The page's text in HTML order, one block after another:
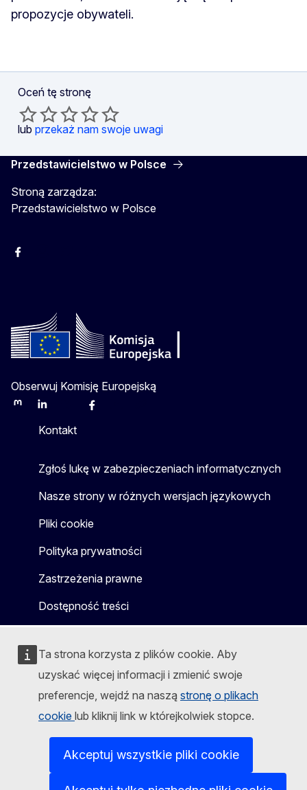
Ta strona korzysta z plików cookie. Aby
uzyskać więcej informacji i zmienić swoje
preferencje, wejdź na naszą stronę o plikach
cookie lub kliknij link w którejkolwiek stopce.
Akceptuj wszystkie pliki cookie
propozycje obywateli.
Oceń tę stronę
lub przekaż nam swoje uwagi
Przedstawicielstwo w Polsce
Stroną zarządza:
Przedstawicielstwo w Polsce
Facebook
Obserwuj Komisję Europejską
MastodonLinkedInBlueskyFacebook
Kontakt
Zgłoś lukę w zabezpieczeniach informatycznych
Nasze strony w różnych wersjach językowych
Pliki cookie
Polityka prywatności
Zastrzeżenia prawne
Dostępność treści